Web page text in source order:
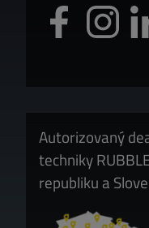
Autorizovaný
techniky
republiku a